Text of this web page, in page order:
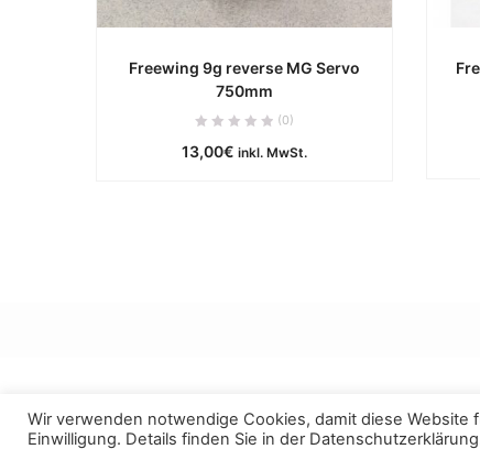
Freewing 9g reverse MG Servo
750mm
(0)
13,00€ inkl. MwSt.
ca. 0 Werktage
IN DEN WARENKORB
Wir verwenden notwendige Cookies, damit diese
Einwilligung. Details finden Sie in der Datenschutzerklärung